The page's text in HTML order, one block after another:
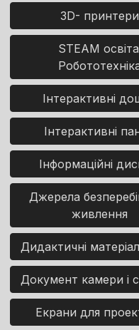
3D- принтери
STEAM
Інтерактивні
Інтерактивні
Інформаційні
Джерела
живлення
Дидактичні
Документ камери і
Екрани для